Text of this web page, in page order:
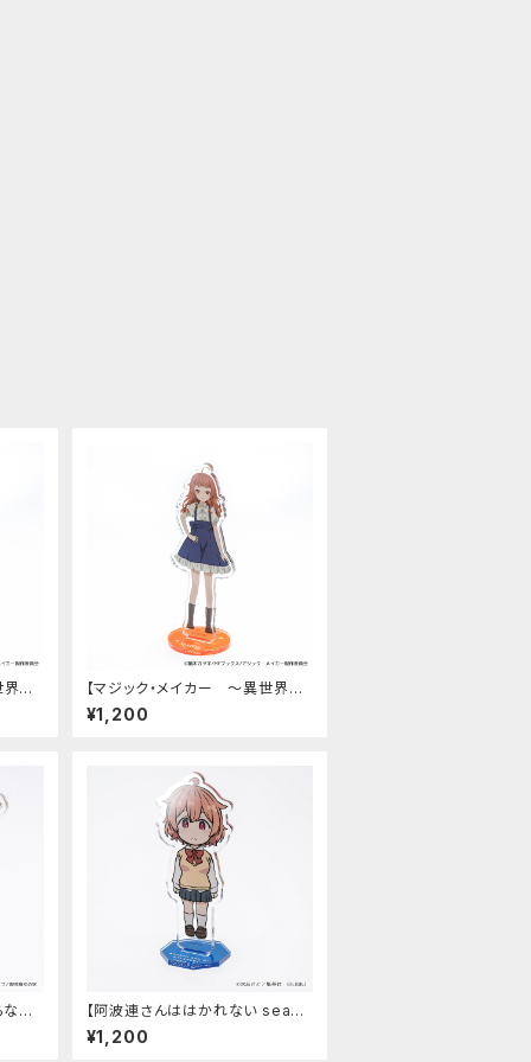
魔
【マジック・メイカー ～異世界魔
法の作り方～】アクリルスタンド
（マリー）
¥1,200
ない
【阿波連さんははかれない seaso
n2】アクリルスタンド（大城みつき）
¥1,200